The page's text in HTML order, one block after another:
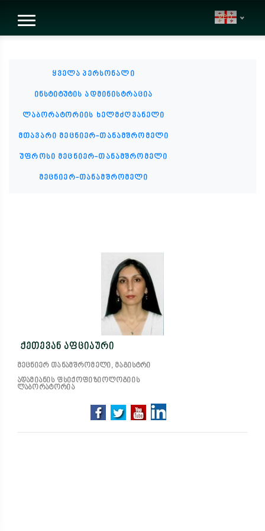
geo
ყველა პერსონალი
ინსტიტუტის ადმინისტრაცია
ლაბორატორიის ხელმძღვანელი
მთავარი მეცნიერ-თანამშრომელი
უფროსი მეცნიერ-თანამშრომელი
მეცნიერ-თანამშრომელი
ქეთევან აფციაური
მეცნიერ თანამშრომელი, მაგისტრი
ადამიანის ფსიქოფიზიოლოგიის
ლაბორატორია